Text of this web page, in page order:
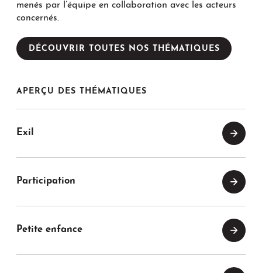
menés par l’équipe en collaboration avec les acteurs
concernés.
DÉCOUVRIR TOUTES NOS THÉMATIQUES
APERÇU DES THÉMATIQUES
Exil
Participation
Petite enfance